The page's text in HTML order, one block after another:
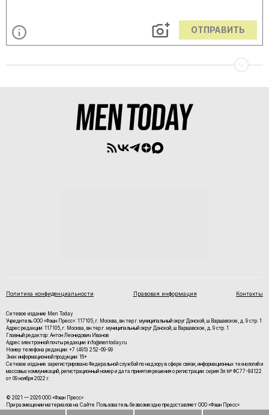
ОТПРАВИТЬ
Политика конфиденциальности Правовая информация Контакты
Сетевое издание Men Today
Учредитель ООО «Фэшн Пресс»: 117105, г. Москва, вн.тер.г. муниципальный округ Донской, ш Варшавское, д. 9 стр. 1
Адрес редакции: 117105, г. Москва, вн.тер.г. муниципальный округ Донской, ш Варшавское, д. 9 стр. 1
Главный редактор: Антон Леонидович Иванов
Адрес электронной почты редакции: info@mentoday.ru
Номер телефона редакции: +7 (495) 252-09-99
Знак информационной продукции: 16+
Cетевое издание зарегистрировано Федеральной службой по надзору в сфере связи, информационных технологий и
массовых коммуникаций, регистрационный номер и дата принятия решения о регистрации: серия Эл № ФС77-84122
от 09 ноября 2022 г.
© 2021 — 2026 ООО «Фэшн Пресс»
При размещении материалов на Сайте Пользователь безвозмездно предоставляет ООО «Фэшн Пресс»